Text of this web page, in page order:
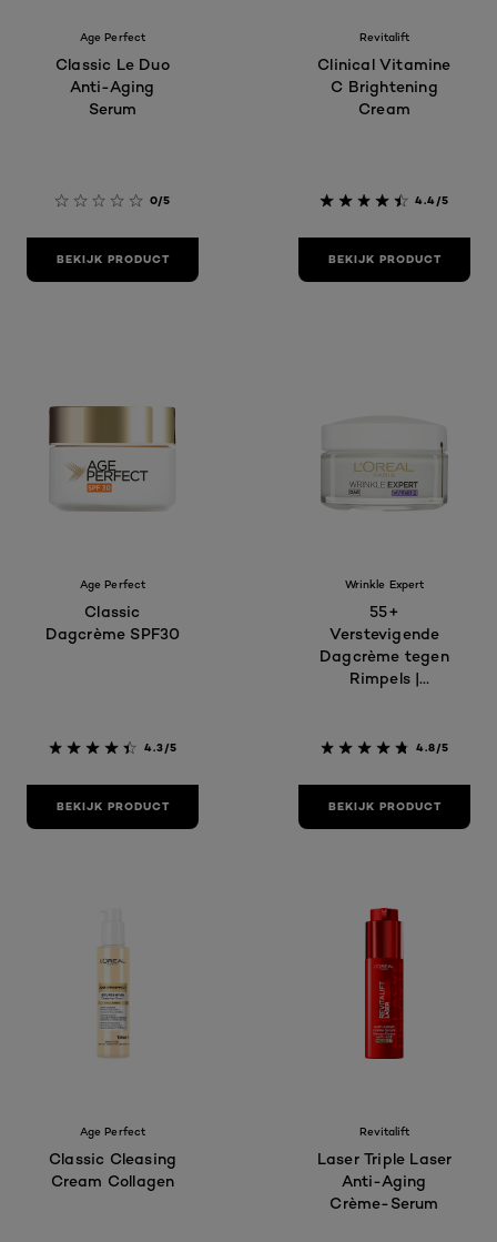
Age Perfect
Classic Le Duo
Anti-Aging
Serum
0/5
BEKIJK PRODUCT
Revitalift
Clinical Vitamine
C Brightening
Cream
4.4/5
BEKIJK PRODUCT
Age Perfect
Classic
Dagcrème SPF30
4.3/5
BEKIJK PRODUCT
Wrinkle Expert
55+
Verstevigende
Dagcrème tegen
Rimpels |
rimpels in 44.8/5
BEKIJK PRODUCT
Age Perfect
Classic Cleasing
Cream Collagen
Revitalift
Laser Triple Laser
Anti-Aging
Crème-Serum